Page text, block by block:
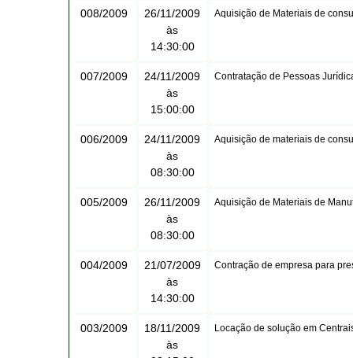
008/2009
26/11/2009
às
14:30:00
Aquisição de Materiais de
007/2009
24/11/2009
às
15:00:00
Contratação de Pessoas
006/2009
24/11/2009
às
08:30:00
Aquisição de materiais de
005/2009
26/11/2009
às
08:30:00
Aquisição de Materiais de
004/2009
21/07/2009
às
14:30:00
Contração de empresa para
003/2009
18/11/2009
às
Locação de solução em